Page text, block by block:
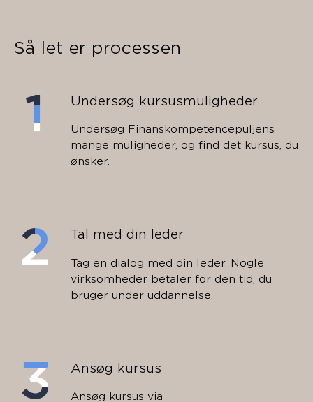
Så let er processen
Undersøg kursusmuligheder
Undersøg Finanskompetencepuljens
mange muligheder, og find det kursus, du
ønsker.
Tal med din leder
Tag en dialog med din leder. Nogle
virksomheder betaler for den tid, du
bruger under uddannelse.
Ansøg kursus
Ansøg kursus via